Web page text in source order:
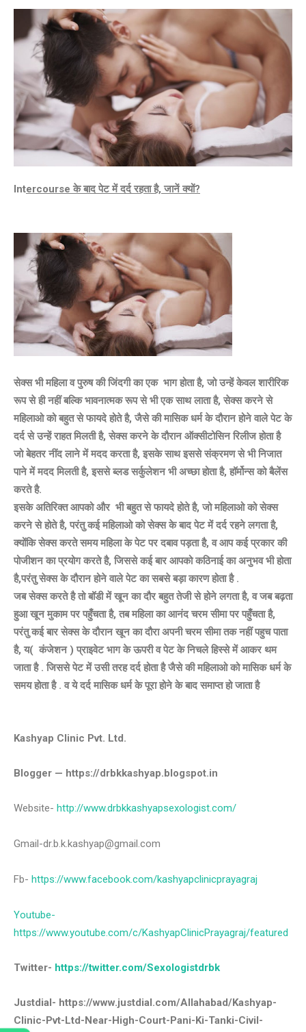
Intercourse के बाद पेट में दर्द रहता है, जानें क्यों?
सेक्स भी महिला व पुरुष की जिंदगी का एक भाग होता है, जो उन्हें केवल शारीरिक
रूप से ही नहीं बल्कि भावनात्मक रूप से भी एक साथ लाता है, सेक्स करने से
महिलाओ को बहुत से फायदे होते है, जैसे की मासिक धर्म के दौरान होने वाले पेट के
दर्द से उन्हें राहत मिलती है, सेक्स करने के दौरान ऑक्सीटोसिन रिलीज होता है
जो बेहतर नींद लाने में मदद करता है, इसके साथ इससे संक्रमण से भी निजात
पाने में मदद मिलती है, इससे ब्लड सर्कुलेशन भी अच्छा होता है, हॉर्मोन्स को बैलेंस
करते है.
इसके अतिरिक्त आपको और भी बहुत से फायदे होते है, जो महिलाओ को सेक्स
करने से होते है, परंतु कई महिलाओ को सेक्स के बाद पेट में दर्द रहने लगता है,
क्योंकि सेक्स करते समय महिला के पेट पर दबाव पड़ता है, व आप कई प्रकार की
पोजीशन का प्रयोग करते है, जिससे कई बार आपको कठिनाई का अनुभव भी होता
है,परंतु सेक्स के दौरान होने वाले पेट का सबसे बड़ा कारण होता है .
जब सेक्स करते है तो बॉडी में खून का दौर बहुत तेजी से होने लगता है, व जब बढ़ता
हुआ खून मुकाम पर पहुँचता है, तब महिला का आनंद चरम सीमा पर पहुँचता है,
परंतु कई बार सेक्स के दौरान खून का दौरा अपनी चरम सीमा तक नहीं पहुच पाता
है, य( कंजेशन ) प्राइवेट भाग के ऊपरी व पेट के निचले हिस्से में आकर थम
जाता है . जिससे पेट में उसी तरह दर्द होता है जैसे की महिलाओ को मासिक धर्म के
समय होता है . व ये दर्द मासिक धर्म के पूरा होने के बाद समाप्त हो जाता है
Kashyap Clinic Pvt. Ltd.
Blogger — https://drbkkashyap.blogspot.in
Website- http://www.drbkkashyapsexologist.com/
Gmail-dr.b.k.kashyap@gmail.com
Fb- https://www.facebook.com/kashyapclinicprayagraj
Youtube-
https://www.youtube.com/c/KashyapClinicPrayagraj/featured
Twitter- https://twitter.com/Sexologistdrbk
Justdial- https://www.justdial.com/Allahabad/Kashyap-
Clinic-Pvt-Ltd-Near-High-Court-Pani-Ki-Tanki-Civil-